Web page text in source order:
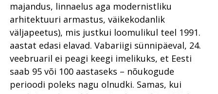
majandus, linnaelus aga modernistliku
arhitektuuri armastus, väikekodanlik
väljapeetus), mis justkui loomulikul teel 1991.
aastat edasi elavad. Vabariigi sünnipäeval, 24.
veebruaril ei peagi keegi imelikuks, et Eesti
saab 95 või 100 aastaseks – nõukogude
perioodi poleks nagu olnudki. Samas, kui